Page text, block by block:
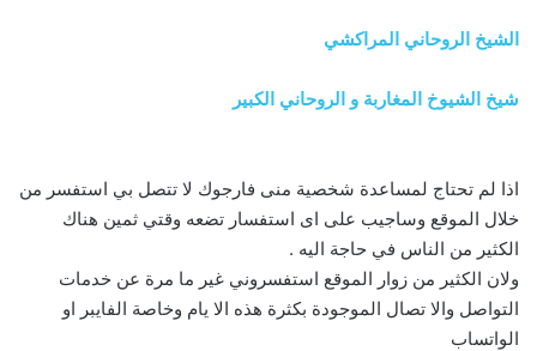
الشيخ الروحاني المراكشي
شيخ الشيوخ المغاربة و الروحاني الكبير
اذا لم تحتاج لمساعدة شخصية منى فارجوك لا تتصل بي استفسر من
خلال الموقع وساجيب على اى استفسار تضعه وقتي ثمين هناك
الكثير من الناس في حاجة اليه .
ولان الكثير من زوار الموقع استفسروني غير ما مرة عن خدمات
التواصل والا تصال الموجودة بكثرة هذه الا يام وخاصة الفايبر او
الواتساب